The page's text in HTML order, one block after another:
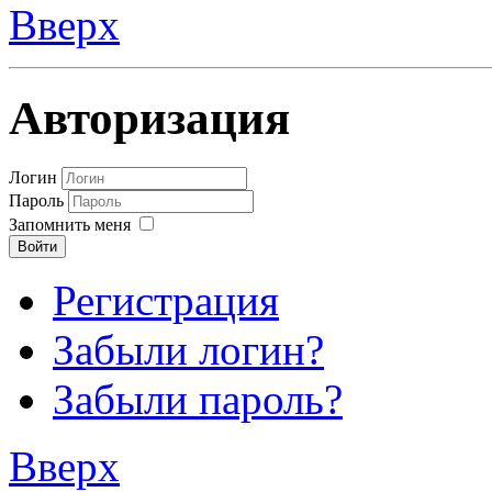
Вверх
Авторизация
Логин
Пароль
Запомнить меня
Войти
Регистрация
Забыли логин?
Забыли пароль?
Вверх